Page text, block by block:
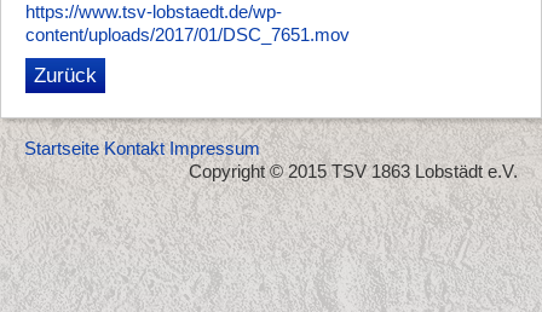
https://www.tsv-lobstaedt.de/wp-
content/uploads/2017/01/DSC_7651.mov
Zurück
Startseite Kontakt Impressum
Copyright © 2015 TSV 1863 Lobstädt e.V.